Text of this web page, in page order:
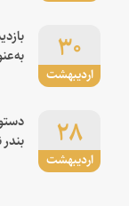
اردیبهشت
۳۰
اردیبهشت
۲۸